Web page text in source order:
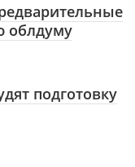
облдуму
подготовку